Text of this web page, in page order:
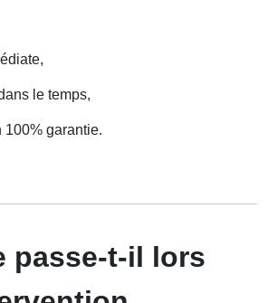
le temps,
100% garantie.
passe-t-il lors